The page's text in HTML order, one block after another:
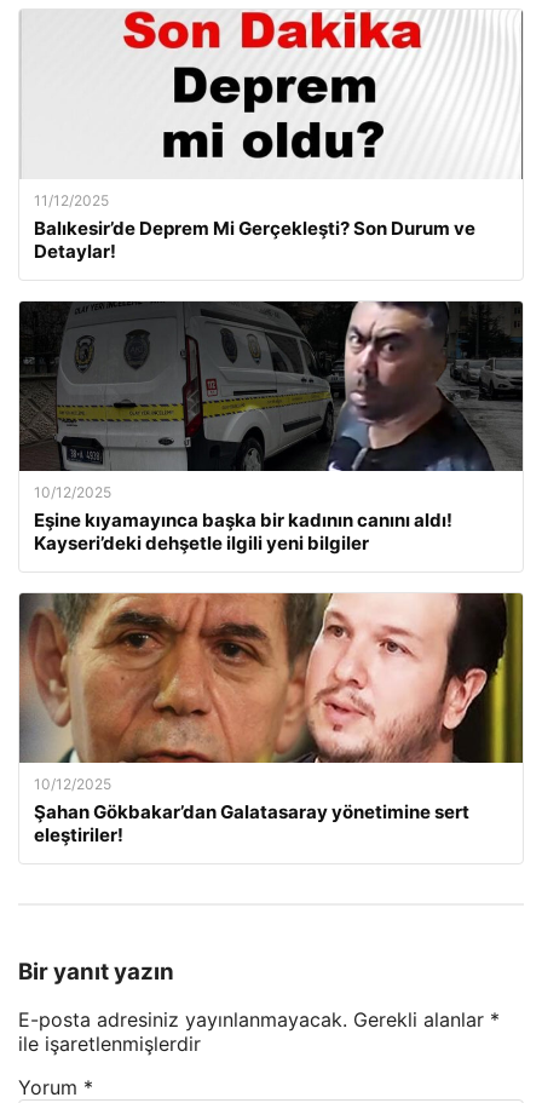
11/12/2025
Balıkesir’de Deprem Mi Gerçekleşti? Son Durum ve
Detaylar!
10/12/2025
Eşine kıyamayınca başka bir kadının canını aldı!
Kayseri’deki dehşetle ilgili yeni bilgiler
10/12/2025
Şahan Gökbakar’dan Galatasaray yönetimine sert
eleştiriler!
Bir yanıt yazın
E-posta adresiniz yayınlanmayacak. Gerekli alanlar *
ile işaretlenmişlerdir
Yorum *